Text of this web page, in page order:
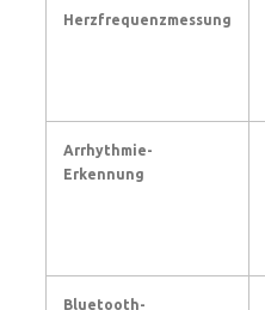
Herzfrequenzmessung
Arrhythmie-
Erkennung
Bluetooth-